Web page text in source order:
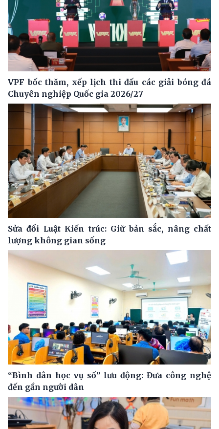
VPF bốc thăm, xếp lịch thi đấu các giải bóng đá
Chuyên nghiệp Quốc gia 2026/27
Sửa đổi Luật Kiến trúc: Giữ bản sắc, nâng chất
lượng không gian sống
“Bình dân học vụ số” lưu động: Đưa công nghệ
đến gần người dân